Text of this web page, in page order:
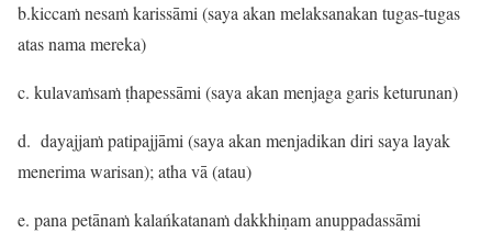
b.kiccaṁ nesaṁ karissāmi (saya akan melaksanakan tugas-tugas
atas nama mereka)
c. kulavaṁsaṁ ṭhapessāmi (saya akan menjaga garis keturunan)
d. dayajjaṁ patipajjāmi (saya akan menjadikan diri saya layak
menerima warisan); atha vā (atau)
e. pana petānaṁ kalańkatanaṁ dakkhiṇam anuppadassāmi